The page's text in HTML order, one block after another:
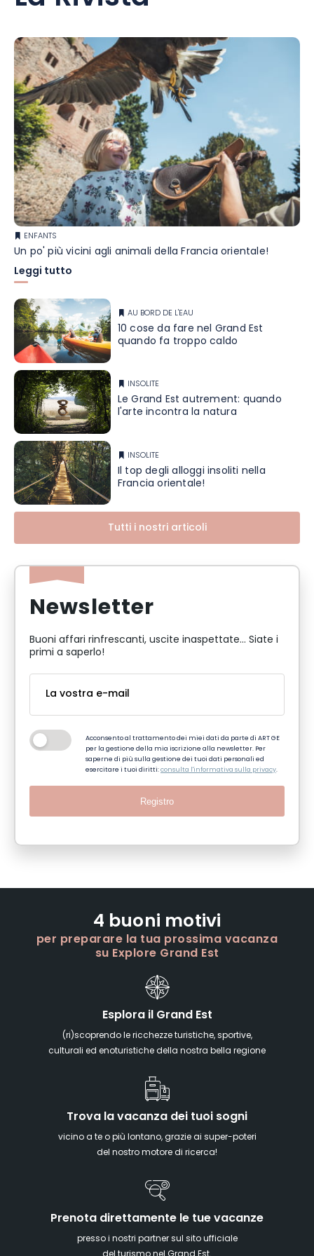
ENFANTS
Un po' più vicini agli animali della Francia orientale!
Leggi tutto
AU BORD DE L'EAU
10 cose da fare nel Grand Est
quando fa troppo caldo
INSOLITE
Le Grand Est autrement: quando
l'arte incontra la natura
INSOLITE
Il top degli alloggi insoliti nella
Francia orientale!
Tutti i nostri articoli
Newsletter
Buoni affari rinfrescanti, uscite inaspettate... Siate i
primi a saperlo!
Acconsento al trattamento dei miei dati da parte di ART GE
per la gestione della mia iscrizione alla newsletter. Per
saperne di più sulla gestione dei tuoi dati personali ed
esercitare i tuoi diritti:consulta l'informativa sulla privacy.
Registro
4 buoni motivi
per preparare la tua prossima vacanza
su Explore Grand Est
Esplora il Grand Est
(ri)scoprendo le ricchezze turistiche, sportive,
culturali ed enoturistiche della nostra bella regione
Trova la vacanza dei tuoi sogni
vicino a te o più lontano, grazie ai super-poteri
del nostro motore di ricerca!
Prenota direttamente le tue vacanze
presso i nostri partner sul sito ufficiale